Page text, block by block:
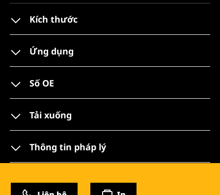
Kích thước
Ứng dụng
Số OE
Tải xuống
Thông tin pháp lý